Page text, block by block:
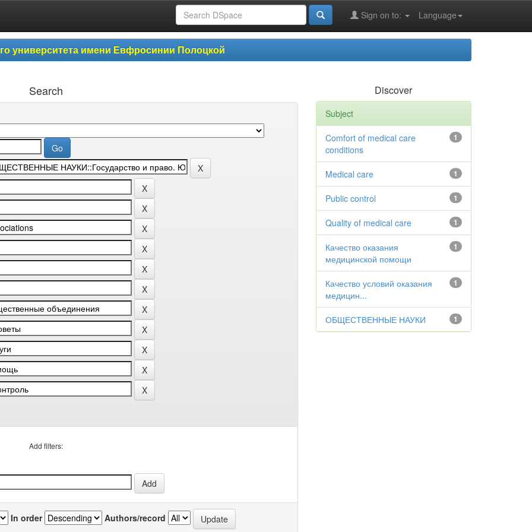
Language
Sign on to:
университета имени Евфросинии Полоцкой
Search
Add filters:
In order Authors/record
Discover
Subject
1
Comfort of medical care
conditions
1
Medical care
1
Public control
1
Quality of medical care
1
Качество оказания
медицинской помощи
1
Качество условий оказания
медицин...
1
ОБЩЕСТВЕННЫЕ НАУКИ